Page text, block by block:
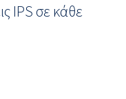
IPS σε κάθε